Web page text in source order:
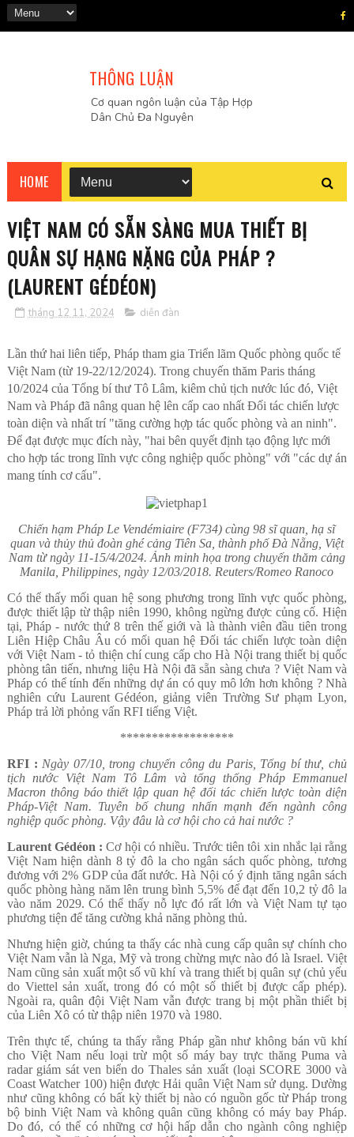
THÔNG LUẬN
Cơ quan ngôn luận của Tập Hợp
Dân Chủ Đa Nguyên
HOME
VIỆT NAM CÓ SẴN SÀNG MUA THIẾT BỊ
QUÂN SỰ HẠNG NẶNG CỦA PHÁP ?
(LAURENT GÉDÉON)
tháng 12 11, 2024 diễn đàn
Lần thứ hai liên tiếp, Pháp tham gia Triển lãm Quốc phòng quốc tế
Việt Nam (từ 19-22/12/2024). Trong chuyến thăm Paris tháng
10/2024 của Tổng bí thư Tô Lâm, kiêm chủ tịch nước lúc đó, Việt
Nam và Pháp đã nâng quan hệ lên cấp cao nhất Đối tác chiến lược
toàn diện và nhất trí "tăng cường hợp tác quốc phòng và an ninh".
Để đạt được mục đích này, "hai bên quyết định tạo động lực mới
cho hợp tác trong lĩnh vực công nghiệp quốc phòng" với "các dự án
mang tính cơ cấu".
Chiến hạm Pháp Le Vendémiaire (F734) cùng 98 sĩ quan, hạ sĩ
quan và thủy thủ đoàn ghé cảng Tiên Sa, thành phố Đà Nẵng, Việt
Nam từ ngày 11-15/4/2024. Ảnh minh họa trong chuyến thăm cảng
Manila, Philippines, ngày 12/03/2018. Reuters/Romeo Ranoco
Có thể thấy mối quan hệ song phương trong lĩnh vực quốc phòng,
được thiết lập từ thập niên 1990, không ngừng được củng cố. Hiện
tại, Pháp - nước thứ 8 trên thế giới và là thành viên đầu tiên trong
Liên Hiệp Châu Âu có mối quan hệ Đối tác chiến lược toàn diện
với Việt Nam - tỏ thiện chí cung cấp cho Hà Nội trang thiết bị quốc
phòng tân tiến, nhưng liệu Hà Nội đã sẵn sàng chưa ? Việt Nam và
Pháp có thể tính đến những dự án có quy mô lớn hơn không ? Nhà
nghiên cứu Laurent Gédéon, giảng viên Trường Sư phạm Lyon,
Pháp trả lời phỏng vấn RFI tiếng Việt.
******************
RFI : Ngày 07/10, trong chuyến công du Paris, Tổng bí thư, chủ
tịch nước Việt Nam Tô Lâm và tổng thống Pháp Emmanuel
Macron thông báo thiết lập quan hệ đối tác chiến lược toàn diện
Pháp-Việt Nam. Tuyên bố chung nhấn mạnh đến ngành công
nghiệp quốc phòng. Vậy đâu là cơ hội cho cả hai nước ?
Laurent Gédéon : Cơ hội có nhiều. Trước tiên tôi xin nhắc lại rằng
Việt Nam hiện dành 8 tỷ đô la cho ngân sách quốc phòng, tương
đương với 2% GDP của đất nước. Hà Nội có ý định tăng ngân sách
quốc phòng hàng năm lên trung bình 5,5% để đạt đến 10,2 tỷ đô la
vào năm 2029. Có thể thấy nỗ lực đó rất lớn và Việt Nam tự tạo
phương tiện để tăng cường khả năng phòng thủ.
Nhưng hiện giờ, chúng ta thấy các nhà cung cấp quân sự chính cho
Việt Nam vẫn là Nga, Mỹ và trong chừng mực nào đó là Israel. Việt
Nam cũng sản xuất một số vũ khí và trang thiết bị quân sự (chủ yếu
do Viettel sản xuất, trong đó có một số thiết bị được cấp phép).
Ngoài ra, quân đội Việt Nam vẫn được trang bị một phần thiết bị
của Liên Xô có từ thập niên 1970 và 1980.
Trên thực tế, chúng ta thấy rằng Pháp gần như không bán vũ khí
cho Việt Nam nếu loại trừ một số máy bay trực thăng Puma và
radar giám sát ven biển do Thales sản xuất (loại SCORE 3000 và
Coast Watcher 100) hiện được Hải quân Việt Nam sử dụng. Dường
như cũng không có bất kỳ thiết bị nào có nguồn gốc từ Pháp trong
bộ binh Việt Nam và không quân cũng không có máy bay Pháp.
Do đó, có thể có những cơ hội hấp dẫn cho ngành công nghiệp